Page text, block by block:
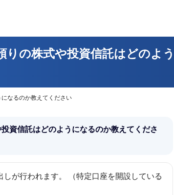
の株式や投資信託はどのよう
なるのか教えてください
資信託はどのようになるのか教えてくださ
が行われます。 （特定口座を開設している